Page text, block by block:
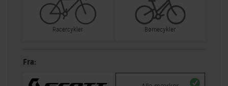
Racercykler Børnecykler
Fra: